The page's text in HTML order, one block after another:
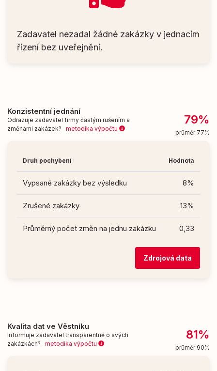
Zadavatel nezadal žádné zakázky v jednacím
řízení bez uveřejnění.
Konzistentní jednání
Odrazuje zadavatel firmy častým rušením a
změnami zakázek? metodika výpočtu
79%
průměr 77%
Druh pochybení Hodnota
Vypsané zakázky bez výsledku 8%
Zrušené zakázky 13%
Průměrný počet změn na jednu zakázku 0,33
Zdrojová data
Kvalita dat ve Věstníku
Informuje zadavatel transparentně o svých
zakázkách? metodika výpočtu
81%
průměr 90%